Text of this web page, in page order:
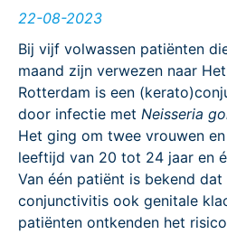
22-08-2023
Bij vijf volwassen patiënten
maand zijn verwezen naar
Rotterdam is een
door infectie met Neisseria
Het ging om twee vrouwen
leeftijd van 20 tot 24 jaar en
Van één patiënt is bekend
conjunctivitis ook genitale
patiënten ontkenden het